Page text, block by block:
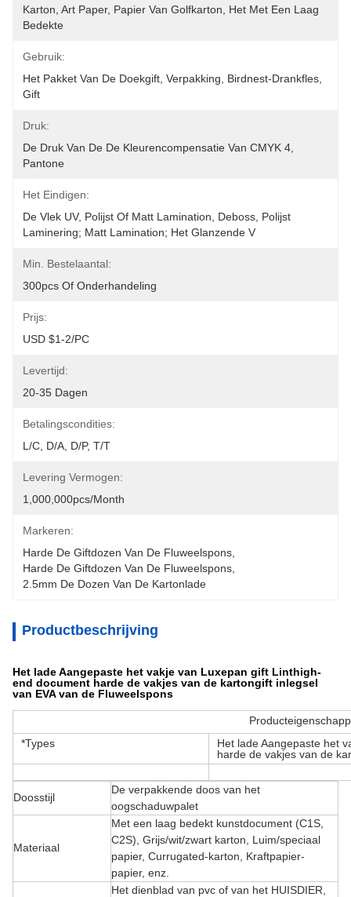
Karton, Art Paper, Papier Van Golfkarton, Het Met Een Laag
Bedekte
Gebruik:
Het Pakket Van De Doekgift, Verpakking, Birdnest-Drankfles,
Gift
Druk:
De Druk Van De De Kleurencompensatie Van CMYK 4,
Pantone
Het Eindigen:
De Vlek UV, Polijst Of Matt Lamination, Deboss, Polijst
Laminering; Matt Lamination; Het Glanzende V
Min. Bestelaantal:
300pcs Of Onderhandeling
Prijs:
USD $1-2/PC
Levertijd:
20-35 Dagen
Betalingscondities:
L/C, D/A, D/P, T/T
Levering Vermogen:
1,000,000pcs/month
Markeren:
Harde De Giftdozen Van De Fluweelspons
Harde De Giftdozen Van De Fluweelspons
2.5mm De Dozen Van De Kartonlade
Productbeschrijving
Het lade Aangepaste het vakje van Luxepan gift Linthigh-
end document harde de vakjes van de kartongift inlegsel
van EVA van de Fluweelspons
*Types
Het lade Aangepaste het
harde de vakjes van de
Doosstijl
De verpakkende doos van het
oogschaduwpalet
Materiaal
Met een laag bedekt kunstdocument (C1S,
C2S), Grijs/wit/zwart karton, Luim/speciaal
papier, Currugated-karton, Kraftpapier-
papier, enz.
Het dienblad van pvc of van het HUISDIER,